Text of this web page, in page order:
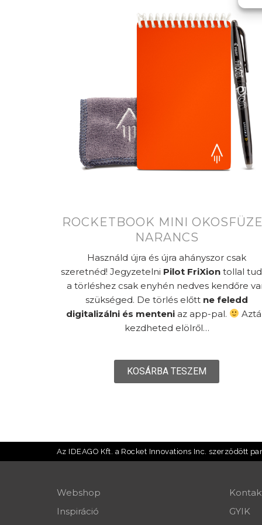
ROCKETBOOK MINI
NARANCS
Használd újra és újra ahányszor csak
szeretnéd! Jegyzetelni Pilot FriXion tollal
a törléshez csak enyhén nedves kendőre
szükséged. De törlés előtt ne feledd
digitalizálni és menteni az app-pal.
kezdheted elölről…
KOSÁRBA TESZEM
Az IDEAGO Kft. a Rocket Innovations Inc. szerződött
Webshop
Inspiráció
GYIK